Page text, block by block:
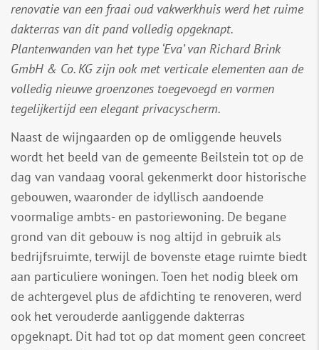
renovatie van een fraai oud vakwerkhuis werd het ruime
dakterras van dit pand volledig opgeknapt.
Plantenwanden van het type ‘Eva’ van Richard Brink
GmbH & Co. KG zijn ook met verticale elementen aan de
volledig nieuwe groenzones toegevoegd en vormen
tegelijkertijd een elegant privacyscherm.
Naast de wijngaarden op de omliggende heuvels
wordt het beeld van de gemeente Beilstein tot op de
dag van vandaag vooral gekenmerkt door historische
gebouwen, waaronder de idyllisch aandoende
voormalige ambts- en pastoriewoning. De begane
grond van dit gebouw is nog altijd in gebruik als
bedrijfsruimte, terwijl de bovenste etage ruimte biedt
aan particuliere woningen. Toen het nodig bleek om
de achtergevel plus de afdichting te renoveren, werd
ook het verouderde aanliggende dakterras
opgeknapt. Dit had tot op dat moment geen concreet